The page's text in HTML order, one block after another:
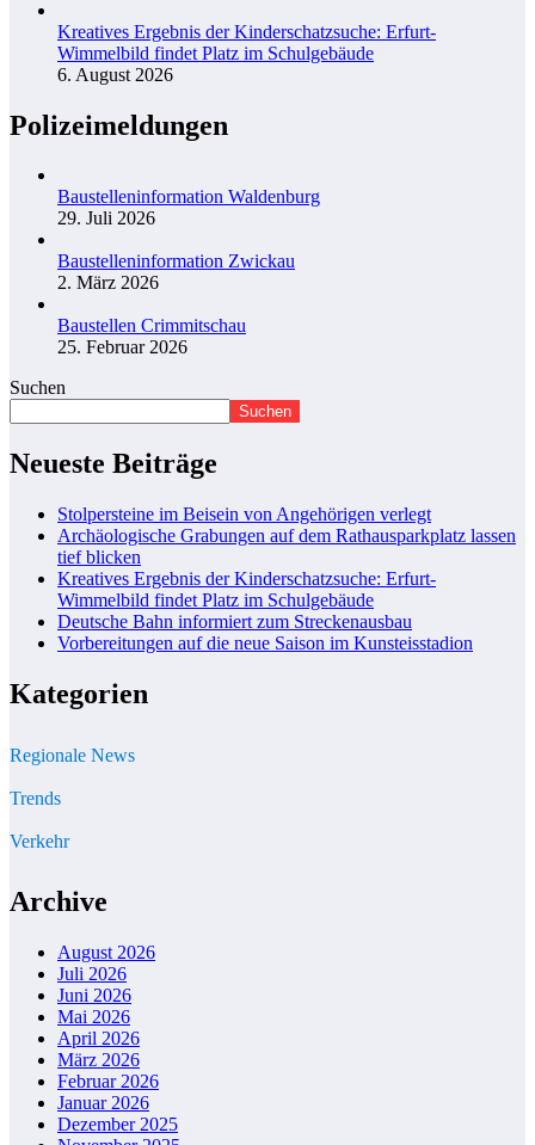
Kreatives Ergebnis der Kinderschatzsuche: Erfurt-
Wimmelbild findet Platz im Schulgebäude
6. August 2026
Polizeimeldungen
Baustelleninformation Waldenburg
29. Juli 2026
Baustelleninformation Zwickau
2. März 2026
Baustellen Crimmitschau
25. Februar 2026
Suchen
Suchen
Neueste Beiträge
Stolpersteine im Beisein von Angehörigen verlegt
Archäologische Grabungen auf dem Rathausparkplatz lassen
tief blicken
Kreatives Ergebnis der Kinderschatzsuche: Erfurt-
Wimmelbild findet Platz im Schulgebäude
Deutsche Bahn informiert zum Streckenausbau
Vorbereitungen auf die neue Saison im Kunsteisstadion
Kategorien
Regionale News
Trends
Verkehr
Archive
August 2026
Juli 2026
Juni 2026
Mai 2026
April 2026
März 2026
Februar 2026
Januar 2026
Dezember 2025